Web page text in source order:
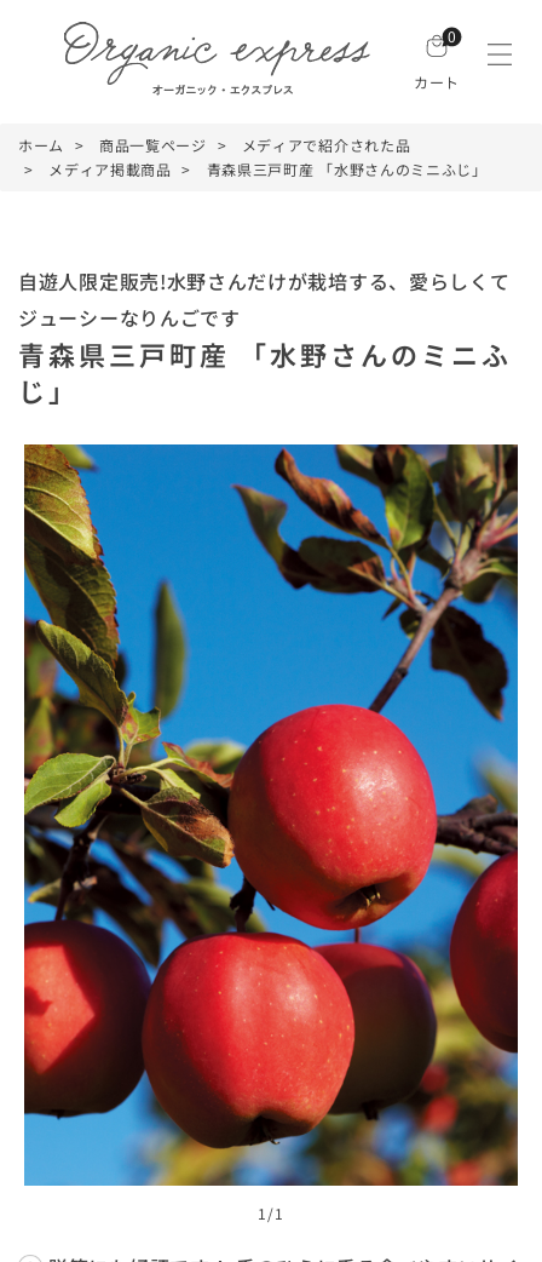
0
カート
ホーム 商品一覧ページ
メディアで紹介された品
メディア掲載商品
青森県三戸町産 「水野さんのミニふじ」
自遊人限定販売!水野さんだけが栽培する、愛らしくて
ジューシーなりんごです
青森県三戸町産 「水野さんのミニふ
じ」
1 /1